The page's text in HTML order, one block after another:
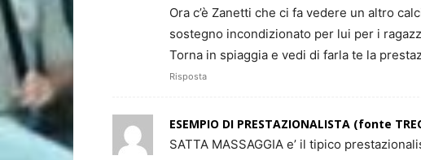
Ora c’è Zanetti che ci fa vedere un altro
sostegno incondizionato per lui per i
Torna in spiaggia e vedi di farla te la
Risposta
ESEMPIO DI PRESTAZIONALISTA (fonte
SATTA MASSAGGIA e’ il tipico